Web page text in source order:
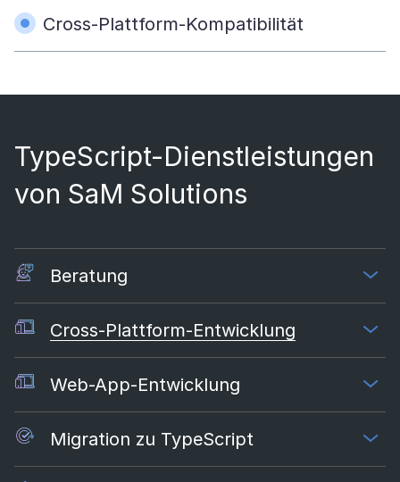
Cross-Plattform-Kompatibilität
TypeScript-Dienstleistungen
von SaM Solutions
Beratung
Cross-Plattform-Entwicklung
Web-App-Entwicklung
Migration zu TypeScript